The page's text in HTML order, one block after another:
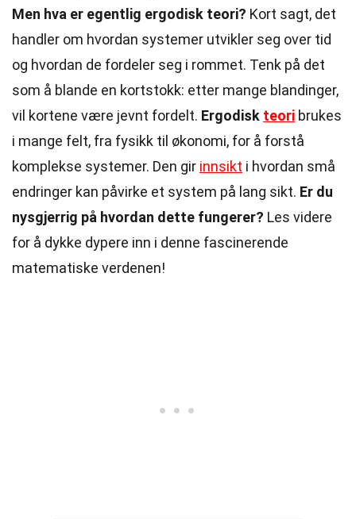
Men hva er egentlig ergodisk teori? Kort sagt, det
handler om hvordan systemer utvikler seg over tid
og hvordan de fordeler seg i rommet. Tenk på det
som å blande en kortstokk: etter mange blandinger,
vil kortene være jevnt fordelt. Ergodisk teori brukes
i mange felt, fra fysikk til økonomi, for å forstå
komplekse systemer. Den gir innsikt i hvordan små
endringer kan påvirke et system på lang sikt. Er du
nysgjerrig på hvordan dette fungerer? Les videre
for å dykke dypere inn i denne fascinerende
matematiske verdenen!